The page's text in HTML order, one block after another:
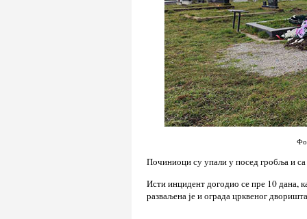
Починиоци су упали у посед гробља и
Исти инцидент догодио се пре 10 дана,
разваљена је и ограда црквеног